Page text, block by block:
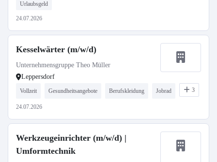
Urlaubsgeld
24.07.2026
Kesselwärter (m/w/d)
Unternehmensgruppe Theo Müller
Leppersdorf
Vollzeit Gesundheitsangebote Berufskleidung Jobrad 3
24.07.2026
Werkzeugeinrichter (m/w/d) |
Umformtechnik